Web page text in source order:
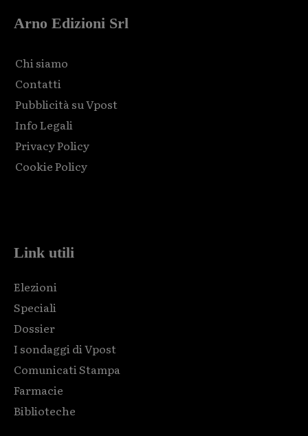
Arno Edizioni Srl
Chi siamo
Contatti
Pubblicità su Vpost
Info Legali
Privacy Policy
Cookie Policy
Link utili
Elezioni
Speciali
Dossier
I sondaggi di Vpost
Comunicati Stampa
Farmacie
Biblioteche